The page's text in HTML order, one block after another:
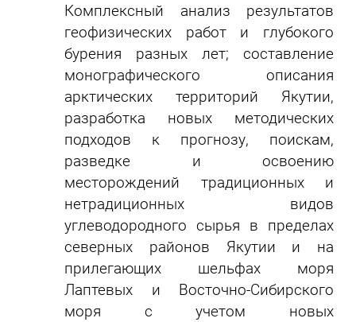
Комплексный анализ результатов
геофизических работ и глубокого
бурения разных лет; составление
монографического описания
арктических территорий Якутии,
разработка новых методических
подходов к прогнозу, поискам,
разведке и освоению
месторождений традиционных и
нетрадиционных видов
углеводородного сырья в пределах
северных районов Якутии и на
прилегающих шельфах моря
Лаптевых и Восточно-Сибирского
моря с учетом новых